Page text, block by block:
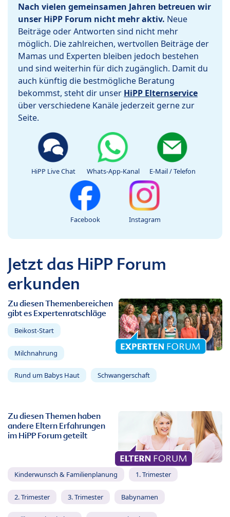
Nach vielen gemeinsamen Jahren betreuen wir
unser HiPP Forum nicht mehr aktiv. Neue
Beiträge oder Antworten sind nicht mehr
möglich. Die zahlreichen, wertvollen Beiträge der
Mamas und Experten bleiben jedoch bestehen
und sind weiterhin für dich zugänglich. Damit du
auch künftig die bestmögliche Beratung
bekommst, steht dir unser HiPP Elternservice
über verschiedene Kanäle jederzeit gerne zur
Seite.
HiPP Live Chat Whats-App-Kanal E-Mail / Telefon
Facebook Instagram
Jetzt das HiPP Forum
erkunden
Zu diesen Themenbereichen
gibt es Expertenratschläge
Beikost-Start
Milchnahrung
Rund um Babys Haut Schwangerschaft
Zu diesen Themen haben
andere Eltern Erfahrungen
im HiPP Forum geteilt
Kinderwunsch & Familienplanung 1. Trimester
2. Trimester 3. Trimester Babynamen